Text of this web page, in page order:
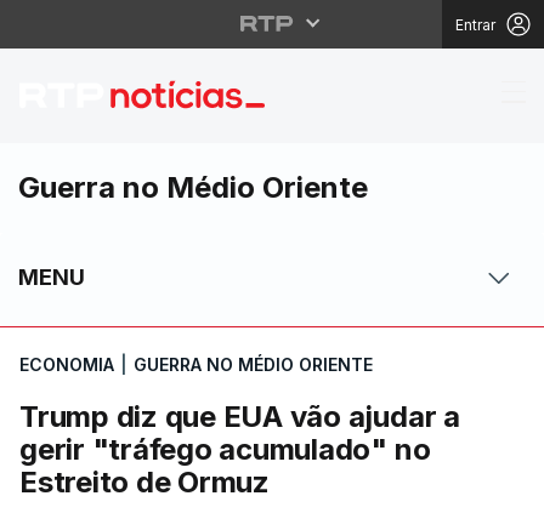
Entrar
Trump diz que EUA
Guerra no Médio Oriente
MENU
ECONOMIA GUERRA NO MÉDIO ORIENTE
Trump diz que EUA vão ajudar a
gerir "tráfego acumulado" no
Estreito de Ormuz